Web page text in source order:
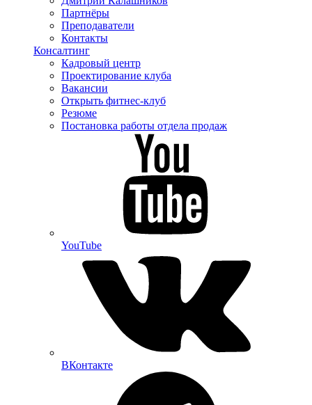
Партнёры
Преподаватели
Контакты
Консалтинг
Кадровый центр
Проектирование клуба
Вакансии
Открыть фитнес-клуб
Резюме
Постановка работы отдела продаж
YouTube
ВКонтакте